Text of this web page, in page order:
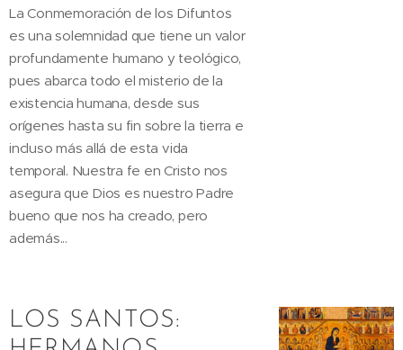
La Conmemoración de los Difuntos
es una solemnidad que tiene un valor
profundamente humano y teológico,
pues abarca todo el misterio de la
existencia humana, desde sus
orígenes hasta su fin sobre la tierra e
incluso más allá de esta vida
temporal. Nuestra fe en Cristo nos
asegura que Dios es nuestro Padre
bueno que nos ha creado, pero
además...
LOS SANTOS: